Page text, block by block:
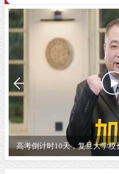
高考倒计时10天，复旦大学校